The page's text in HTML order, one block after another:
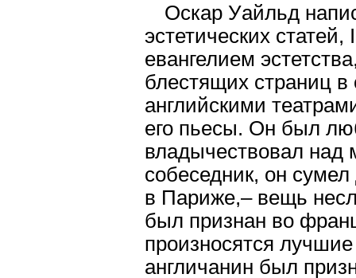
Оскар Уайльд
эстетических
евангелием
блестящих страниц в
английскими
его пьесы. Он был
владычествовал над
собеседник, он
в Париже,– вещь
был признан во
произносятся
англичанин был